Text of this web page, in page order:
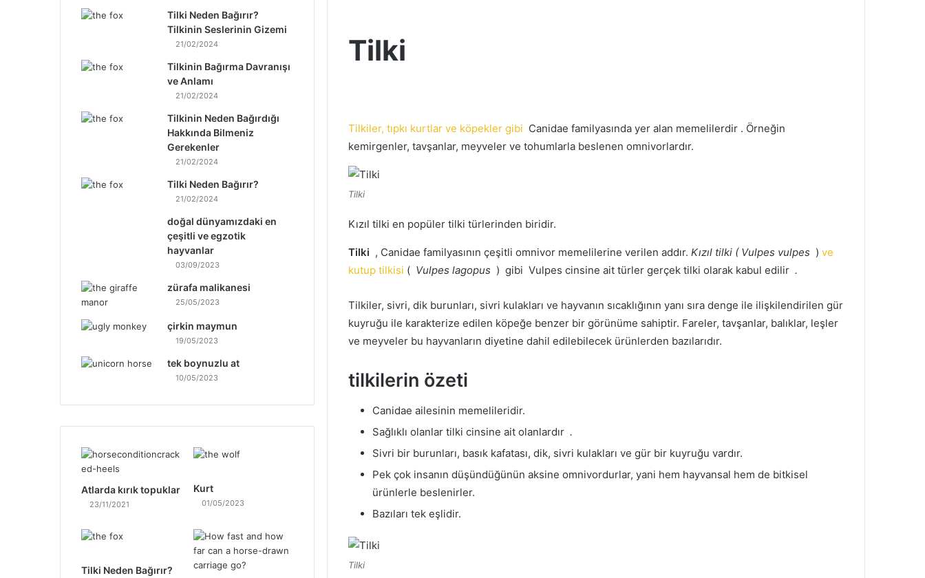
Tilki
Tilkiler, tıpkı kurtlar ve köpekler gibi Canidae familyasında yer alan memelilerdir . Örneğin
kemirgenler, tavşanlar, meyveler ve tohumlarla beslenen omnivorlardır.
Tilki
Kızıl tilki en popüler tilki türlerinden biridir.
Tilki , Canidae familyasının çeşitli omnivor memelilerine verilen addır. Kızıl tilki ( Vulpes vulpes ) ve
kutup tilkisi ( Vulpes lagopus ) gibi Vulpes cinsine ait türler gerçek tilki olarak kabul edilir .
Tilkiler, sivri, dik burunları, sivri kulakları ve hayvanın sıcaklığının yanı sıra denge ile ilişkilendirilen gür
kuyruğu ile karakterize edilen köpeğe benzer bir görünüme sahiptir. Fareler, tavşanlar, balıklar, leşler
ve meyveler bu hayvanların diyetine dahil edilebilecek ürünlerden bazılarıdır.
tilkilerin özeti
Canidae ailesinin memelileridir.
Sağlıklı olanlar tilki cinsine ait olanlardır .
Sivri bir burunları, basık kafatası, dik, sivri kulakları ve gür bir kuyruğu vardır.
Pek çok insanın düşündüğünün aksine omnivordurlar, yani hem hayvansal hem de bitkisel
ürünlerle beslenirler.
Bazıları tek eşlidir.
Tilki
Tilki Neden Bağırır?
Tilkinin Seslerinin Gizemi
21/02/2024
Tilkinin Bağırma Davranışı
ve Anlamı
21/02/2024
Tilkinin Neden Bağırdığı
Hakkında Bilmeniz
Gerekenler
21/02/2024
Tilki Neden Bağırır?
21/02/2024
doğal dünyamızdaki en
çeşitli ve egzotik
hayvanlar
03/09/2023
zürafa malikanesi
25/05/2023
çirkin maymun
19/05/2023
tek boynuzlu at
10/05/2023
Atlarda kırık topuklar
23/11/2021
Kurt
01/05/2023
Tilki Neden Bağırır?